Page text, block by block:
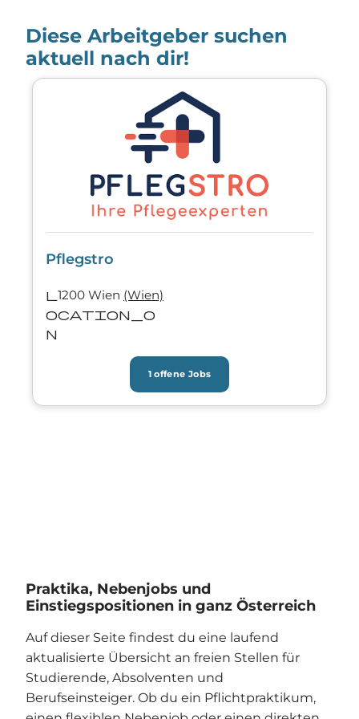
Diese Arbeitgeber suchen
aktuell nach dir!
Pflegstro
l
ocation_o
n
1200 Wien (Wien)
1 offene Jobs
Praktika, Nebenjobs und
Einstiegspositionen in ganz Österreich
Auf dieser Seite findest du eine laufend
aktualisierte Übersicht an freien Stellen für
Studierende, Absolventen und
Berufseinsteiger. Ob du ein Pflichtpraktikum,